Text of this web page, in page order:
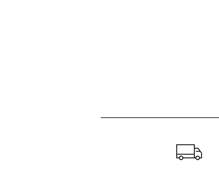
ショッピングガイド